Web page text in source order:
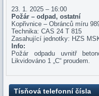
23. 1. 2025 – 16:00
Požár – odpad, ostatní
Kopřivnice – Obránců míru
Technika: CAS 24 T 815
Zasahující jednotky: HZS
Info:
Požár odpadu uvnitř
Likvidováno 1 „C“ proudem.
Tísňová telefonní čísla